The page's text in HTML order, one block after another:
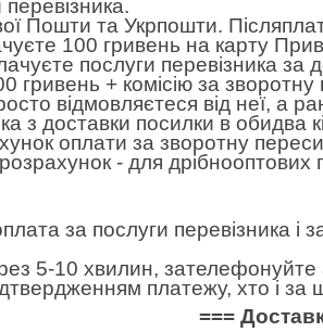
перевізника.
Пошти та Укрпошти.
100 гривень на карту
послуги перевізника за
гривень + комісію за
відмовляєтеся від неї, а
з доставки посилки в
оплати за зворотну
розрахунок - для
за послуги перевізника і
5-10 хвилин,
платежу, хто і за
===